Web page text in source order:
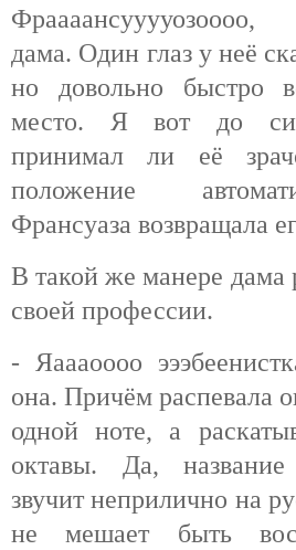
дама. Один глаз у неё
но довольно быстро
место. Я вот до
принимал ли её
положение
Франсуаза возвращала
В такой же манере дама
своей профессии.
- Яаааоооо
она. Причём распевала
одной ноте, а
октавы. Да,
звучит неприлично на
не мешает быть